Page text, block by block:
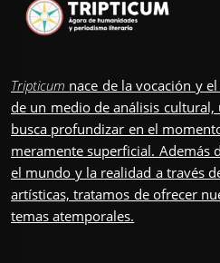
Tripticum nace de la vocación y
de un medio de análisis
busca profundizar en el
meramente superficial. Además
el mundo y la realidad a través
artísticas, tratamos de ofrecer
temas atemporales.